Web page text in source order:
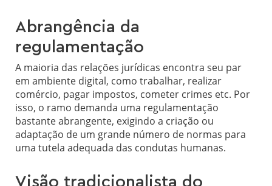
Abrangência da
regulamentação
A maioria das relações jurídicas encontra seu par
em ambiente digital, como trabalhar, realizar
comércio, pagar impostos, cometer crimes etc. Por
isso, o ramo demanda uma regulamentação
bastante abrangente, exigindo a criação ou
adaptação de um grande número de normas para
uma tutela adequada das condutas humanas.
Visão tradicionalista do